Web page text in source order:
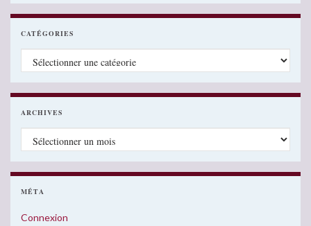
CATÉGORIES
Catégories
ARCHIVES
Archives
MÉTA
Connexion